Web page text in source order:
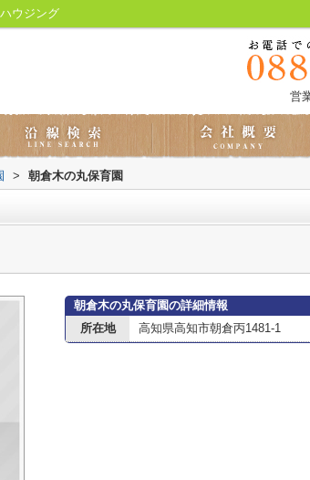
ウジング
営
> 朝倉木の丸保育園
朝倉木の丸保育園の詳細情報
所在地
高知県高知市朝倉丙1481-1